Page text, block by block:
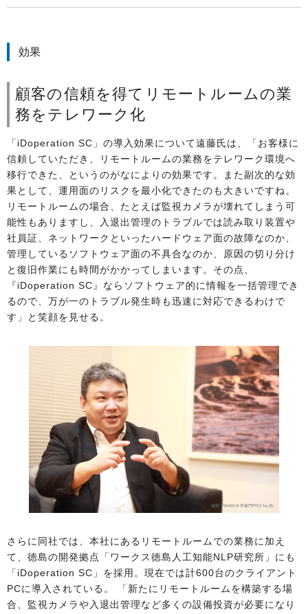
効果
顧客の信頼を得てリモートルームの業
務をテレワーク化
「iDoperation SC」の導入効果について遠藤氏は、「お客様に
信頼していただき、リモートルームの業務をテレワーク環境へ
移行できた、というのがなによりの効果です。また副次的な効
果として、運用面のリスクを最小化できたのも大きいですね。
リモートルームの場合、たとえば監視カメラが壊れてしまう可
能性もありますし、入退出管理のトラブルでは読み取り装置や
社員証、ネットワークといったハードウェア面の故障なのか、
管理しているソフトウェア面の不具合なのか、原因の切り分け
と復旧作業にも時間がかかってしまいます。その点、
『iDoperation SC』ならソフトウェア的に情報を一括管理でき
るので、万が一のトラブル発生時も迅速に対応できるわけで
す」と笑顔を見せる。
さらに同社では、本社にあるリモートルームでの業務に加え
て、徳島の開発拠点「ワークス徳島人工知能NLP研究所」にも
「iDoperation SC」を採用。現在では計600台のクライアント
PCに導入されている。 「新たにリモートルームを構築する場
合、監視カメラや入退出管理など多くの設備投資が必要になり